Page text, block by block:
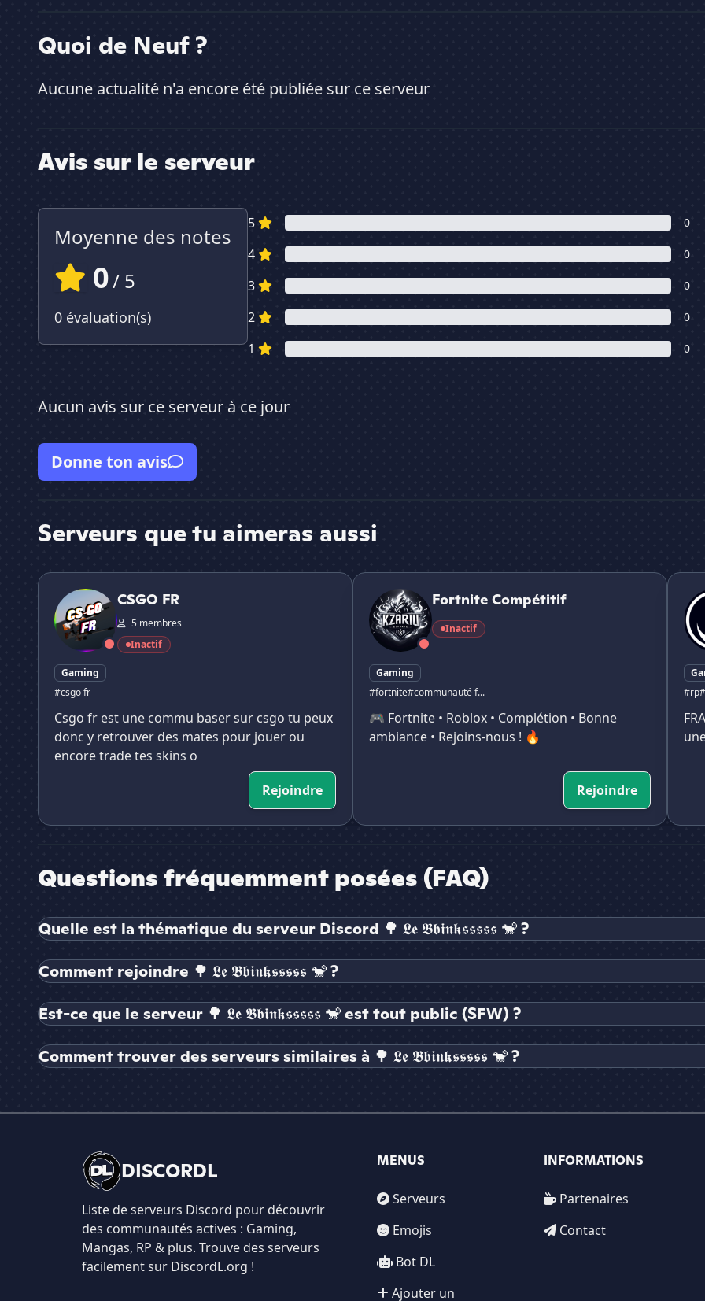
Quoi de Neuf ?
Aucune actualité n'a encore été publiée sur ce serveur
Avis sur le serveur
Moyenne des notes
0/ 5
0 évaluation(s)
5 0
4 0
3 0
2 0
1 0
Aucun avis sur ce serveur à ce jour
Donne ton avis
Serveurs que tu aimeras aussi
CSGO FR
CSGO FR
5 membres
Inactif
Gaming
#csgo fr
Csgo fr est une commu baser sur csgo tu peux
donc y retrouver des mates pour jouer ou
encore trade tes skins o
Rejoindre
Fortnite Compétitif
Fortnite Compétitif
Inactif
Gaming
#fortnite#communauté f...
🎮 Fortnite • Roblox • Complétion • Bonne
ambiance • Rejoins-nous ! 🔥
Rejoindre
#rp
Questions fréquemment posées (FAQ)
Quelle est la thématique du serveur Discord 🌳 𝕷𝖊 𝕭𝖇𝖎𝖓𝖐𝖘𝖘𝖘𝖘𝖘 🐒 ?
Comment rejoindre 🌳 𝕷𝖊 𝕭𝖇𝖎𝖓𝖐𝖘𝖘𝖘𝖘𝖘 🐒 ?
Est-ce que le serveur 🌳 𝕷𝖊 𝕭𝖇𝖎𝖓𝖐𝖘𝖘𝖘𝖘𝖘 🐒 est tout public (SFW) ?
Comment trouver des serveurs similaires à 🌳 𝕷𝖊 𝕭𝖇𝖎𝖓𝖐𝖘𝖘𝖘𝖘𝖘 🐒 ?
DISCORDL
Liste de serveurs Discord pour découvrir
des communautés actives : Gaming,
Mangas, RP & plus. Trouve des serveurs
facilement sur DiscordL.org !
MENUS
Serveurs
Emojis
Bot DL
Ajouter un
INFORMATIONS
Partenaires
Contact